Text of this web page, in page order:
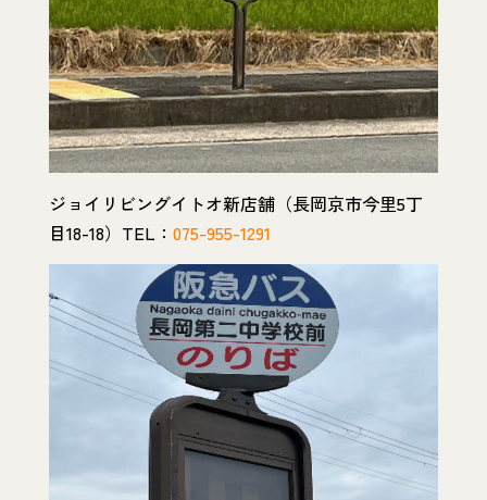
ジョイリビングイトオ新店舗（長岡京市今里5丁
目18-18）TEL： 075-955-1291